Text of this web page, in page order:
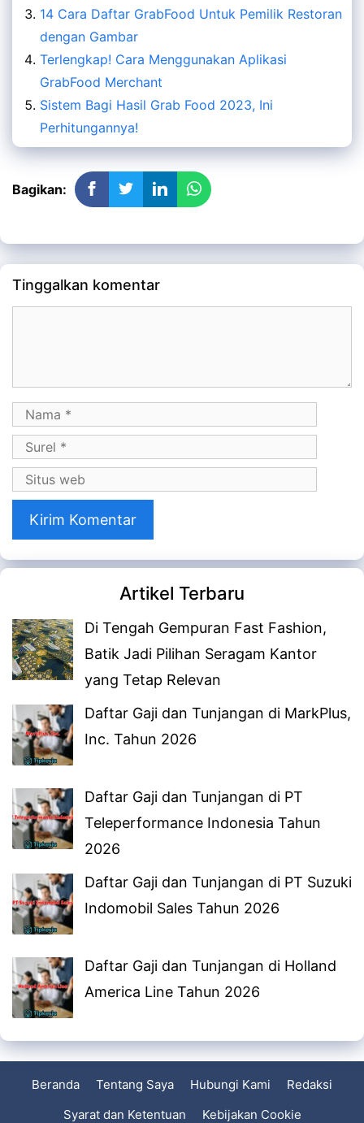
14 Cara Daftar GrabFood Untuk Pemilik Restoran
dengan Gambar
Terlengkap! Cara Menggunakan Aplikasi
GrabFood Merchant
Sistem Bagi Hasil Grab Food 2023, Ini
Perhitungannya!
Bagikan:
Tinggalkan komentar
Nama
Surel
Situs
web
Artikel Terbaru
Di Tengah Gempuran Fast Fashion,
Batik Jadi Pilihan Seragam Kantor
yang Tetap Relevan
Daftar Gaji dan Tunjangan di MarkPlus,
Inc. Tahun 2026
Daftar Gaji dan Tunjangan di PT
Teleperformance Indonesia Tahun
2026
Daftar Gaji dan Tunjangan di PT Suzuki
Indomobil Sales Tahun 2026
Daftar Gaji dan Tunjangan di Holland
America Line Tahun 2026
Beranda Tentang Saya Hubungi Kami
Redaksi
Syarat dan Ketentuan
Kebijakan Cookie